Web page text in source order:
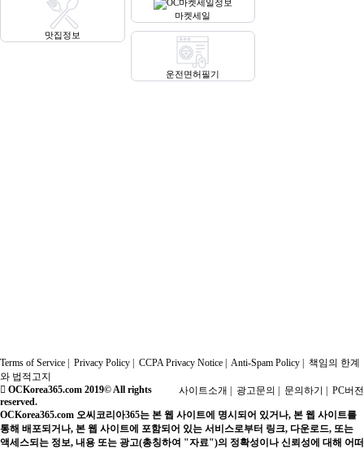
맛집정보
마켓세일
운전면허필기
Terms of Service | Privacy Policy | CCPA Privacy Notice | Anti-Spam Policy | 책임의 한계
와 법적고지
사이트소개 | 광고문의 | 문의하기 | PC버전
OCKorea365.com 2019© All rights
reserved.
OCKorea365.com 오씨코리아365는 본 웹 사이트에 명시되어 있거나, 본 웹 사이트를
통해 배포되거나, 본 웹 사이트에 포함되어 있는 서비스로부터 링크, 다운로드, 또는
액세스되는 정보, 내용 또는 광고(총칭하여 "자료")의 정확성이나 신뢰성에 대해 어떠